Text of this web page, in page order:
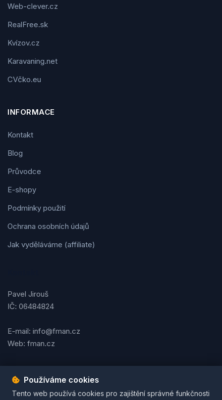
Web-clever.cz
RealFree.sk
Kvízov.cz
Karavaning.net
CVčko.eu
INFORMACE
Kontakt
Blog
Průvodce
E-shopy
Podmínky použití
Ochrana osobních údajů
Jak vyděláváme (affiliate)
Pavel Jirouš
IČ: 06484824
E-mail: info@fman.cz
Web: fman.cz
Podmínky použitíOchrana osobních údajůCookies
Používáme cookies
Tento web používá cookies pro zajištění správné funkčnosti